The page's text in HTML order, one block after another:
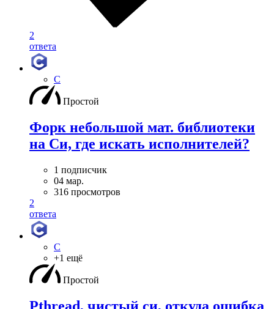
2
ответа
C
Простой
Форк небольшой мат. библиотеки
на Си, где искать исполнителей?
1 подписчик
04 мар.
316 просмотров
2
ответа
C
+1 ещё
Простой
Pthread, чистый си, откуда ошибка